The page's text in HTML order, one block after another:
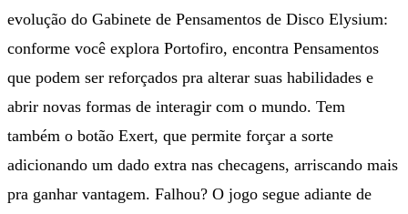
evolução do Gabinete de Pensamentos de Disco Elysium:
conforme você explora Portofiro, encontra Pensamentos
que podem ser reforçados pra alterar suas habilidades e
abrir novas formas de interagir com o mundo. Tem
também o botão Exert, que permite forçar a sorte
adicionando um dado extra nas checagens, arriscando mais
pra ganhar vantagem. Falhou? O jogo segue adiante de